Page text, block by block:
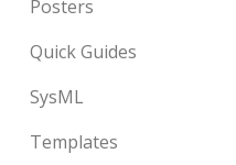
Posters
Quick Guides
SysML
Templates